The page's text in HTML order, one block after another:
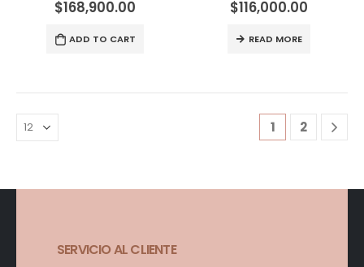
0out of 5
$168,900.00
ADD TO CART
0out of 5
$116,000.00
READ MORE
1 2
SERVICIO AL CLIENTE